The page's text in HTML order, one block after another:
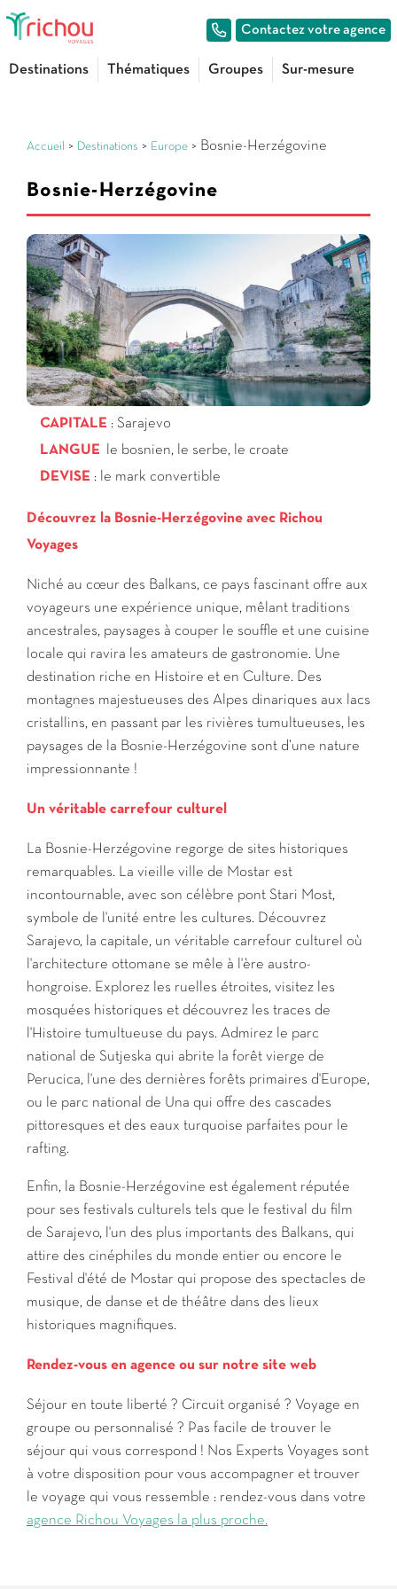
Contactez votre agence
Destinations Thématiques Groupes Sur-mesure
Accueil > Destinations > Europe > Bosnie-Herzégovine
Bosnie-Herzégovine
CAPITALE : Sarajevo
LANGUE
le bosnien, le serbe, le croate
DEVISE : le mark convertible
Découvrez la Bosnie-Herzégovine avec Richou
Voyages
Niché au cœur des Balkans, ce pays fascinant offre aux
voyageurs une expérience unique, mêlant traditions
ancestrales, paysages à couper le souffle et une cuisine
locale qui ravira les amateurs de gastronomie. Une
destination riche en Histoire et en Culture. Des
montagnes majestueuses des Alpes dinariques aux lacs
cristallins, en passant par les rivières tumultueuses, les
paysages de la Bosnie-Herzégovine sont d’une nature
impressionnante !
Un véritable carrefour culturel
La Bosnie-Herzégovine regorge de sites historiques
remarquables. La vieille ville de Mostar est
incontournable, avec son célèbre pont Stari Most,
symbole de l'unité entre les cultures. Découvrez
Sarajevo, la capitale, un véritable carrefour culturel où
l'architecture ottomane se mêle à l'ère austro-
hongroise. Explorez les ruelles étroites, visitez les
mosquées historiques et découvrez les traces de
l'Histoire tumultueuse du pays. Admirez le parc
national de Sutjeska qui abrite la forêt vierge de
Perucica, l'une des dernières forêts primaires d'Europe,
ou le parc national de Una qui offre des cascades
pittoresques et des eaux turquoise parfaites pour le
rafting.
Enfin, la Bosnie-Herzégovine est également réputée
pour ses festivals culturels tels que le festival du film
de Sarajevo, l'un des plus importants des Balkans, qui
attire des cinéphiles du monde entier ou encore le
Festival d'été de Mostar qui propose des spectacles de
musique, de danse et de théâtre dans des lieux
historiques magnifiques.
Rendez-vous en agence ou sur notre site web
Séjour en toute liberté ? Circuit organisé ? Voyage en
groupe ou personnalisé ? Pas facile de trouver le
séjour qui vous correspond ! Nos Experts Voyages sont
à votre disposition pour vous accompagner et trouver
le voyage qui vous ressemble : rendez-vous dans votre
agence Richou Voyages la plus proche.